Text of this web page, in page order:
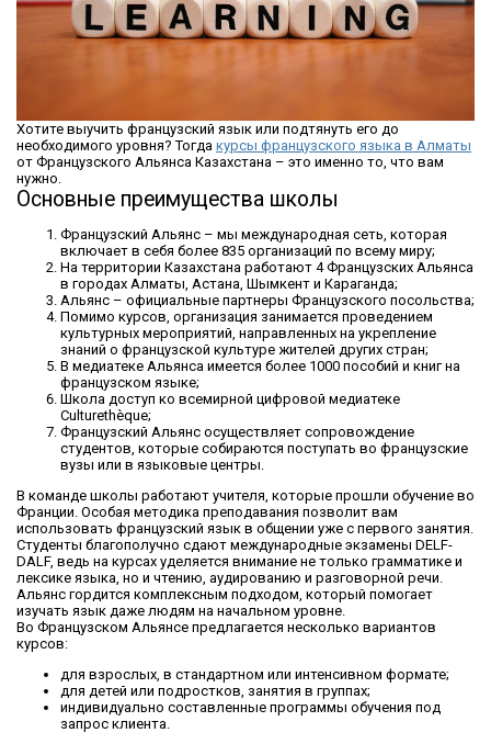
Хотите выучить французский язык или подтянуть его до
необходимого уровня? Тогда курсы французского языка в Алматы
от Французского Альянса Казахстана – это именно то, что вам
нужно.
Основные преимущества школы
Французский Альянс – мы международная сеть, которая
включает в себя более 835 организаций по всему миру;
На территории Казахстана работают 4 Французских Альянса
в городах Алматы, Астана, Шымкент и Караганда;
Альянс – официальные партнеры Французского посольства;
Помимо курсов, организация занимается проведением
культурных мероприятий, направленных на укрепление
знаний о французской культуре жителей других стран;
В медиатеке Альянса имеется более 1000 пособий и книг на
французском языке;
Школа доступ ко всемирной цифровой медиатеке
Culturethèque;
Французский Альянс осуществляет сопровождение
студентов, которые собираются поступать во французские
вузы или в языковые центры.
В команде школы работают учителя, которые прошли обучение во
Франции. Особая методика преподавания позволит вам
использовать французский язык в общении уже с первого занятия.
Студенты благополучно сдают международные экзамены DELF-
DALF, ведь на курсах уделяется внимание не только грамматике и
лексике языка, но и чтению, аудированию и разговорной речи.
Альянс гордится комплексным подходом, который помогает
изучать язык даже людям на начальном уровне.
Во Французском Альянсе предлагается несколько вариантов
курсов:
для взрослых, в стандартном или интенсивном формате;
для детей или подростков, занятия в группах;
индивидуально составленные программы обучения под
запрос клиента.